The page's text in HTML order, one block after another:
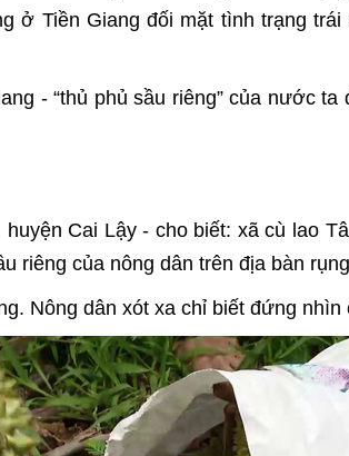
ở Tiền Giang đối mặt tình trạng
- “thủ phủ sầu riêng” của nước
Cai Lậy - cho biết: xã cù lao
riêng của nông dân trên địa bàn
Nông dân xót xa chỉ biết đứng nhìn